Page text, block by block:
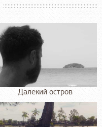
Далекий остров